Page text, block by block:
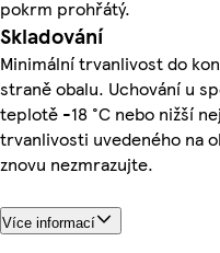
pokrm prohřátý.
Skladování
Minimální trvanlivost do
straně obalu. Uchování u
teplotě -18 °C nebo nižší
trvanlivosti uvedeného na
znovu nezmrazujte.
Více informací